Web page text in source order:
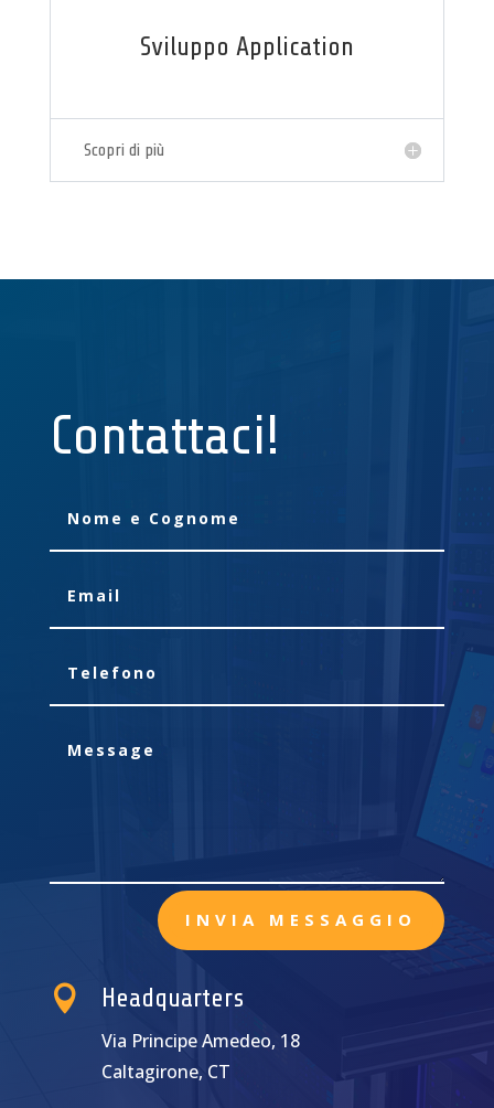
Sviluppo Application
Scopri di più
Contattaci!
INVIA MESSAGGIO
 Headquarters
Via Principe Amedeo, 18
Caltagirone, CT